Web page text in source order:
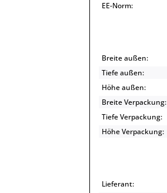
EE-Norm:
Breite außen:
Tiefe außen:
Höhe außen:
Breite Verpackung:
Tiefe Verpackung:
Höhe Verpackung:
Lieferant: